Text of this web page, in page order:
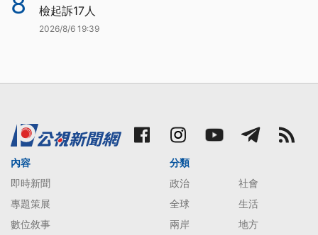
檢起訴17人
2026/8/6 19:39
內容
即時新聞
專題策展
數位敘事
分類
政治
社會
全球
生活
兩岸
地方